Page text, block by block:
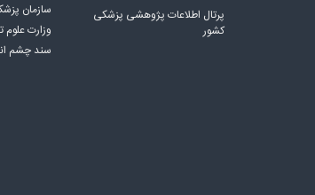
پرتال اطلاعات پژوهشی پزشکی
کشور
سازمان
وزارت
سند چشم